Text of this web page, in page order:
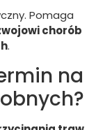
Pomaga
chorób
.
na